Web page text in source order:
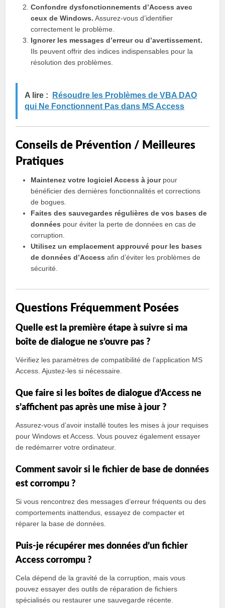
Confondre dysfonctionnements d’Access avec
ceux de Windows. Assurez-vous d’identifier
correctement le problème.
Ignorer les messages d’erreur ou d’avertissement.
Ils peuvent offrir des indices indispensables pour la
résolution des problèmes.
A lire :
Résoudre les Problèmes de VBA DAO
qui Ne Fonctionnent Pas dans MS Access
Conseils de Prévention / Meilleures
Pratiques
Maintenez votre logiciel Access à jourpour
bénéficier des dernières fonctionnalités et corrections
de bogues.
Faites des sauvegardes régulières de vos bases de
données pour éviter la perte de données en cas de
corruption.
Utilisez un emplacement approuvé pour les bases
de données d’Access afin d’éviter les problèmes de
sécurité.
Questions Fréquemment Posées
Quelle est la première étape à suivre si ma
boîte de dialogue ne s’ouvre pas ?
Vérifiez les paramètres de compatibilité de l’application MS
Access. Ajustez-les si nécessaire.
Que faire si les boîtes de dialogue d’Access ne
s’affichent pas après une mise à jour ?
Assurez-vous d’avoir installé toutes les mises à jour requises
pour Windows et Access. Vous pouvez également essayer
de redémarrer votre ordinateur.
Comment savoir si le fichier de base de données
est corrompu ?
Si vous rencontrez des messages d’erreur fréquents ou des
comportements inattendus, essayez de compacter et
réparer la base de données.
Puis-je récupérer mes données d’un fichier
Access corrompu ?
Cela dépend de la gravité de la corruption, mais vous
pouvez essayer des outils de réparation de fichiers
spécialisés ou restaurer une sauvegarde récente.